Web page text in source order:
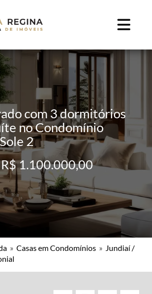
com 3 dormitórios
no Condomínio
2
1.100.000,00
» Casas em Condomínios » Jundiaí /